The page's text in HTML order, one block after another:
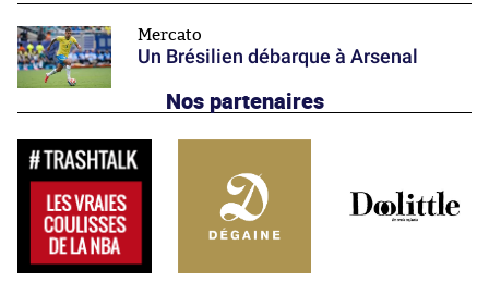
Mercato
Un Brésilien débarque à Arsenal
Nos partenaires